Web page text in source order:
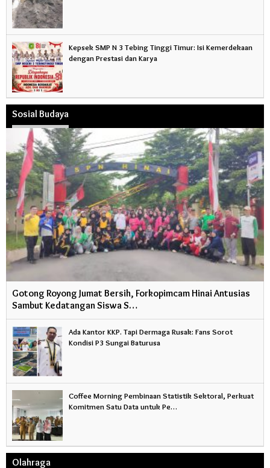
Kepsek SMP N 3 Tebing Tinggi Timur: Isi Kemerdekaan
dengan Prestasi dan Karya
Sosial Budaya
Gotong Royong Jumat Bersih, Forkopimcam Hinai Antusias
Sambut Kedatangan Siswa S…
Ada Kantor KKP. Tapi Dermaga Rusak: Fans Sorot
Kondisi P3 Sungai Baturusa
Coffee Morning Pembinaan Statistik Sektoral, Perkuat
Komitmen Satu Data untuk Pe…
Olahraga